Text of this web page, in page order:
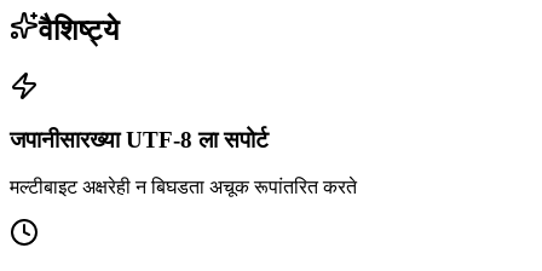
वैशिष्ट्ये
जपानीसारख्या UTF-8 ला सपोर्ट
मल्टीबाइट अक्षरेही न बिघडता अचूक रूपांतरित करते